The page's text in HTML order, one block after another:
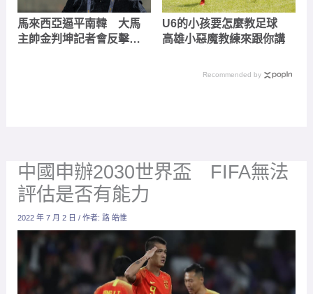
馬來西亞逼平南韓 大馬
主帥金判坤記者會反擊媒
U6的小孩要怎麼教足球
高雄小惡魔教練來跟你講
Recommended by
中國申辦2030世界盃 FIFA無法
評估是否有能力
2022 年 7 月 2 日/ 作者: 路 皓惟